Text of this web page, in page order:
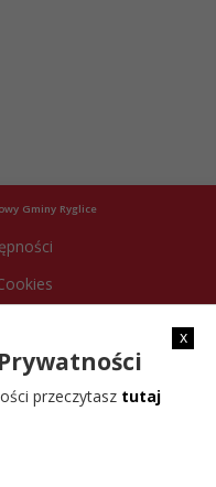
Gminy Ryglice
x
przeczytasz tutaj